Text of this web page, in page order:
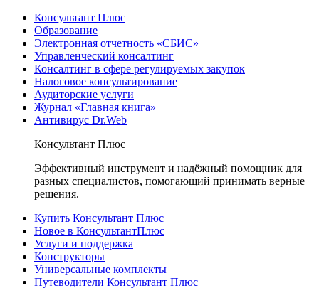
Консультант Плюс
Образование
Электронная отчетность «СБИС»
Управленческий консалтинг
Консалтинг в сфере регулируемых закупок
Налоговое консультирование
Аудиторские услуги
Журнал «Главная книга»
Антивирус Dr.Web
Консультант Плюс
Эффективный инструмент и надёжный помощник для
разных специалистов, помогающий принимать верные
решения.
Купить Консультант Плюс
Новое в КонсультантПлюс
Услуги и поддержка
Конструкторы
Универсальные комплекты
Путеводители Консультант Плюс